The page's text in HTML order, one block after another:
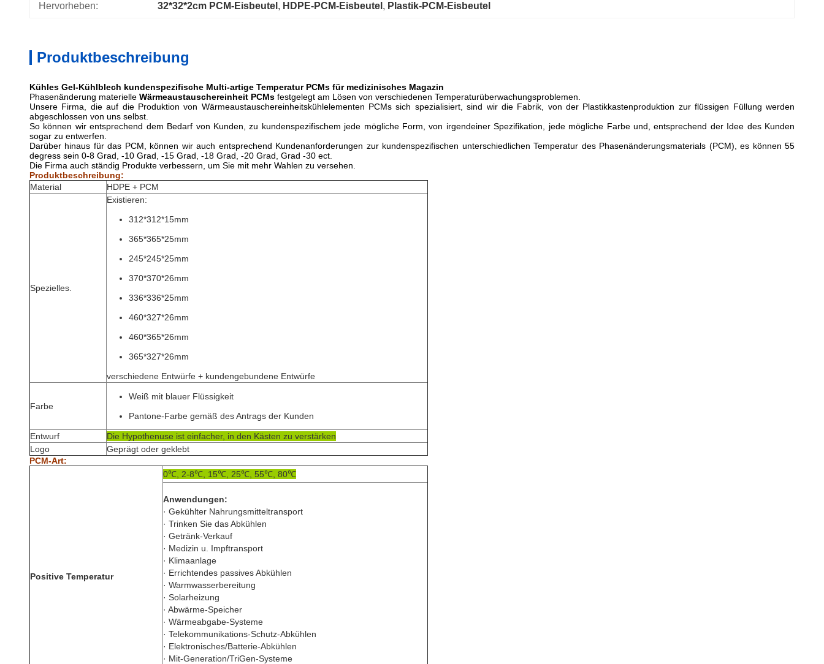
Hervorheben: 32*32*2cm PCM-Eisbeutel , HDPE-PCM-Eisbeutel , Plastik-PCM-Eisbeutel
Produktbeschreibung
Kühles Gel-Kühlblech kundenspezifische Multi-artige Temperatur PCMs für medizinisches Magazin
Phasenänderung materielle Wärmeaustauschereinheit PCMs festgelegt am Lösen von verschiedenen Temperaturüberwachungsproblemen.
Unsere Firma, die auf die Produktion von Wärmeaustauschereinheitskühlelementen PCMs sich spezialisiert, sind wir die Fabrik, von der Plastikkastenproduktion zur flüssigen Füllung werden
abgeschlossen von uns selbst.
So können wir entsprechend dem Bedarf von Kunden, zu kundenspezifischem jede mögliche Form, von irgendeiner Spezifikation, jede mögliche Farbe und, entsprechend der Idee des Kunden
sogar zu entwerfen.
Darüber hinaus für das PCM, können wir auch entsprechend Kundenanforderungen zur kundenspezifischen unterschiedlichen Temperatur des Phasenänderungsmaterials (PCM), es können 55
degress sein 0-8 Grad, -10 Grad, -15 Grad, -18 Grad, -20 Grad, Grad -30 ect.
Die Firma auch ständig Produkte verbessern, um Sie mit mehr Wahlen zu versehen.
Produktbeschreibung:
Material
HDPE + PCM
Spezielles.
Existieren:
312*312*15mm
365*365*25mm
245*245*25mm
370*370*26mm
336*336*25mm
460*327*26mm
460*365*26mm
365*327*26mm
verschiedene Entwürfe + kundengebundene Entwürfe
Farbe
Weiß mit blauer Flüssigkeit
Pantone-Farbe gemäß des Antrags der Kunden
Entwurf
Die Hypothenuse ist einfacher, in den Kästen zu verstärken
Logo
Geprägt oder geklebt
PCM-Art:
Positive Temperatur
0℃, 2-8℃, 15℃, 25℃, 55℃, 80℃
Anwendungen:
· Gekühlter Nahrungsmitteltransport
· Trinken Sie das Abkühlen
· Getränk-Verkauf
· Medizin u. Impftransport
· Klimaanlage
· Errichtendes passives Abkühlen
· Warmwasserbereitung
· Solarheizung
· Abwärme-Speicher
· Wärmeabgabe-Systeme
· Telekommunikations-Schutz-Abkühlen
· Elektronisches/Batterie-Abkühlen
· Mit-Generation/TriGen-Systeme